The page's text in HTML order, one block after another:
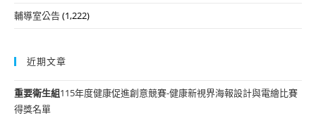
輔導室公告(1,222)
近期文章
重要衛生組115年度健康促進創意競賽-健康新視界海報設計與電繪比賽
得獎名單